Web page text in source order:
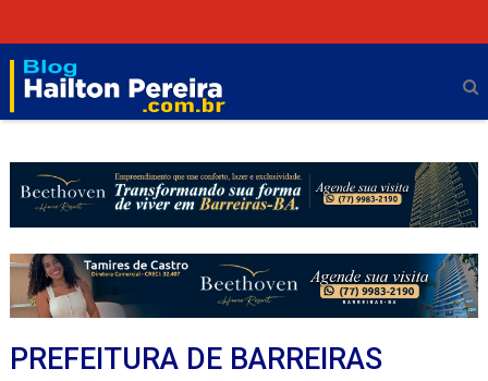
PREFEITURA DE BARREIRAS